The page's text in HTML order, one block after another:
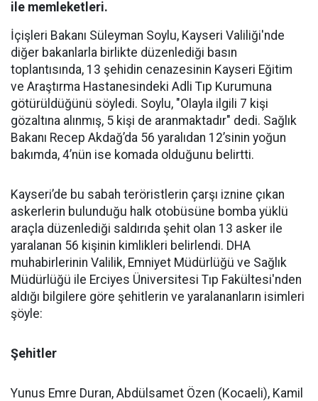
ile memleketleri.
İçişleri Bakanı Süleyman Soylu, Kayseri Valiliği'nde
diğer bakanlarla birlikte düzenlediği basın
toplantısında, 13 şehidin cenazesinin Kayseri Eğitim
ve Araştırma Hastanesindeki Adli Tıp Kurumuna
götürüldüğünü söyledi. Soylu, "Olayla ilgili 7 kişi
gözaltına alınmış, 5 kişi de aranmaktadır" dedi. Sağlık
Bakanı Recep Akdağ’da 56 yaralıdan 12’sinin yoğun
bakımda, 4’nün ise komada olduğunu belirtti.
Kayseri’de bu sabah teröristlerin çarşı iznine çıkan
askerlerin bulunduğu halk otobüsüne bomba yüklü
araçla düzenlediği saldırıda şehit olan 13 asker ile
yaralanan 56 kişinin kimlikleri belirlendi. DHA
muhabirlerinin Valilik, Emniyet Müdürlüğü ve Sağlık
Müdürlüğü ile Erciyes Üniversitesi Tıp Fakültesi'nden
aldığı bilgilere göre şehitlerin ve yaralananların isimleri
şöyle:
Şehitler
Yunus Emre Duran, Abdülsamet Özen (Kocaeli), Kamil